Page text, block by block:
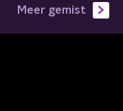
Meer gemist